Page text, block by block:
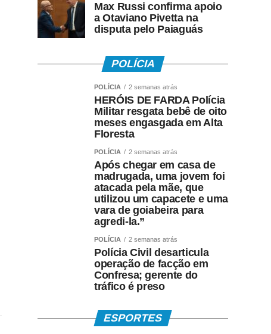
Max Russi confirma apoio
a Otaviano Pivetta na
disputa pelo Paiaguás
POLÍCIA
POLÍCIA 2 semanas atrás
HERÓIS DE FARDA Polícia
Militar resgata bebê de oito
meses engasgada em Alta
Floresta
POLÍCIA 2 semanas atrás
Após chegar em casa de
madrugada, uma jovem foi
atacada pela mãe, que
utilizou um capacete e uma
vara de goiabeira para
agredi-la.”
POLÍCIA 2 semanas atrás
Polícia Civil desarticula
operação de facção em
Confresa; gerente do
tráfico é preso
ESPORTES